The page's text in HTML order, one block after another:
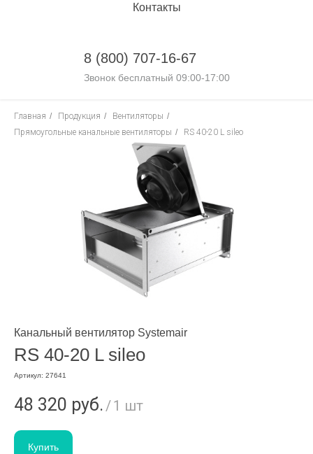
Контакты
8 (800) 707-16-67
Звонок бесплатный 09:00-17:00
Главная / Продукция / Вентиляторы /
Прямоугольные канальные вентиляторы / RS 40-20 L sileo
Канальный вентилятор Systemair
RS 40-20 L sileo
Артикул: 27641
48 320 руб./1 шт
Купить